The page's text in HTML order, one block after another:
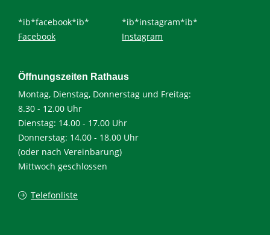
*ib*facebook*ib*
Facebook
*ib*instagram*ib*
Instagram
Öffnungszeiten Rathaus
Montag, Dienstag, Donnerstag und Freitag:
8.30 - 12.00 Uhr
Dienstag: 14.00 - 17.00 Uhr
Donnerstag: 14.00 - 18.00 Uhr
(oder nach Vereinbarung)
Mittwoch geschlossen
Telefonliste